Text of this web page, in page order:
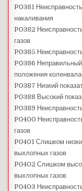
P0381
накаливания
P0382
газов
P0385
P0386 Неправильный
положения коленвала
P0387 Низкий
P0388 Высокий
P0389
P0400
газов
P0401 Слишком
выхлопных газов
P0402 Слишком
выхлопных газов
P0403